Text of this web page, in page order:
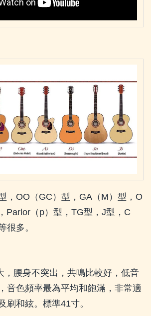
， OO （ GC ）型， GA （ M ）型， O
Parlor （ p）型， TG型， J型， C
很多。
，腰身不突出，共鳴比較好，低音
音色頻率最為平均和飽滿，非常適
刷和絃。標準41寸。